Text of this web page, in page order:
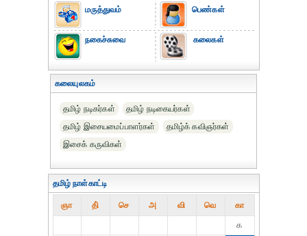
மருத்துவம்
நகைச்சுவை
பெண்கள்
கலைகள்
கலையுலகம்
தமிழ் நடிகர்கள்
தமிழ் நடிகையர்கள்
தமிழ் இசையமைப்பாளர்கள்
தமிழ்க் கவிஞர்கள்
இசைக் கருவிகள்
தமிழ் நாள்காட்டி
ஞா தி் செ அ வி வெ கா
௧